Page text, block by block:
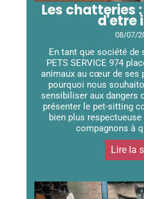
Les chatteries
d'etre
08/07/
En tant que société de
PETS SERVICE 974
animaux au cœur de ses
pourquoi nous
sensibiliser aux dangers
présenter le pet-sitting
bien plus
compagnons à
Lire la